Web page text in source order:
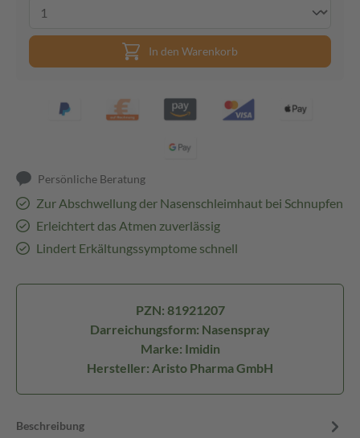
In den Warenkorb
Persönliche Beratung
Zur Abschwellung der Nasenschleimhaut bei Schnupfen
Erleichtert das Atmen zuverlässig
Lindert Erkältungssymptome schnell
PZN: 81921207
Darreichungsform: Nasenspray
Marke: Imidin
Hersteller: Aristo Pharma GmbH
Beschreibung